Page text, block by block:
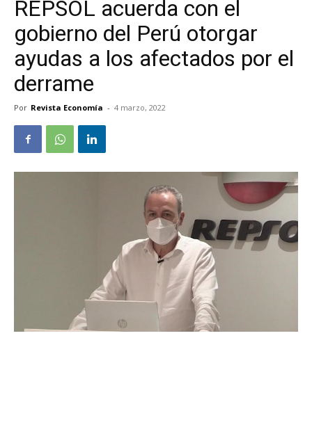
REPSOL acuerda con el
gobierno del Perú otorgar
ayudas a los afectados por el
derrame
Por Revista Economía - 4 marzo, 2022